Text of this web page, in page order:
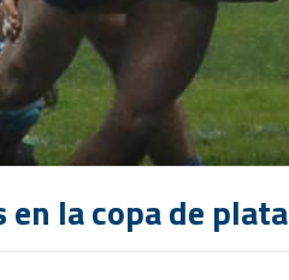
en la copa de plata